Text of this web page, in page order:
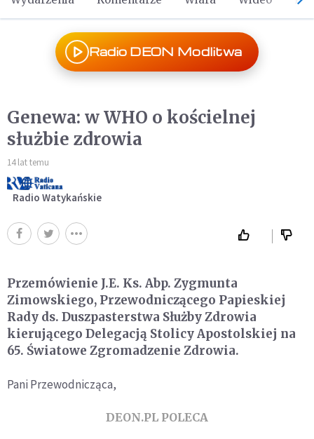
Radio DEON Modlitwa
Genewa: w WHO o kościelnej
służbie zdrowia
14 lat temu
Radio Watykańskie
Przemówienie J.E. Ks. Abp. Zygmunta
Zimowskiego, Przewodniczącego Papieskiej
Rady ds. Duszpasterstwa Służby Zdrowia
kierującego Delegacją Stolicy Apostolskiej na
65. Światowe Zgromadzenie Zdrowia.
Pani Przewodnicząca,
DEON.PL POLECA